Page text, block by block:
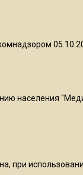
Роман
населения
при